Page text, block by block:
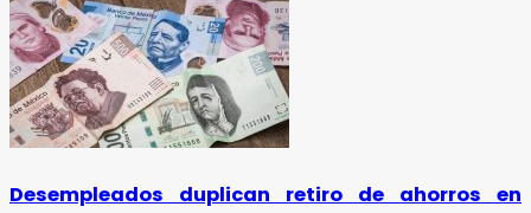
Desempleados duplican retiro de ahorros en